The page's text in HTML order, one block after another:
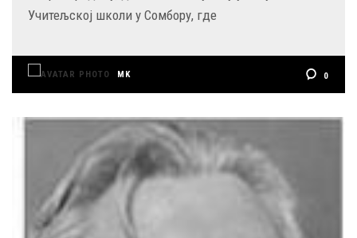
Учитељској школи у Сомбору, где
MK 0